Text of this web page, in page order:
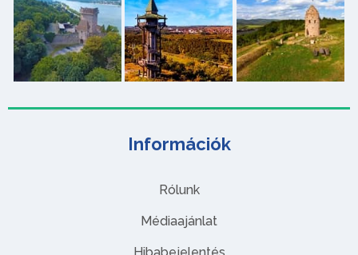
Információk
Rólunk
Médiaajánlat